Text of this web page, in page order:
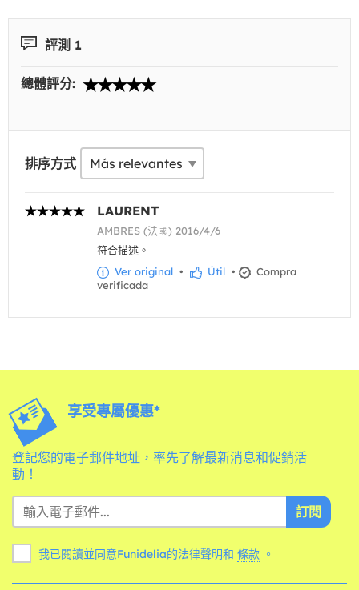
評測 1
總體評分:
排序方式
LAURENT
AMBRES (法國) 2016/4/6
符合描述。
Ver original • Útil •
Compra
verificada
享受專屬優惠*
登記您的電子郵件地址，率先了解最新消息和促銷活
動！
訂閱
我已閱讀並同意Funidelia的法律聲明和 條款 。